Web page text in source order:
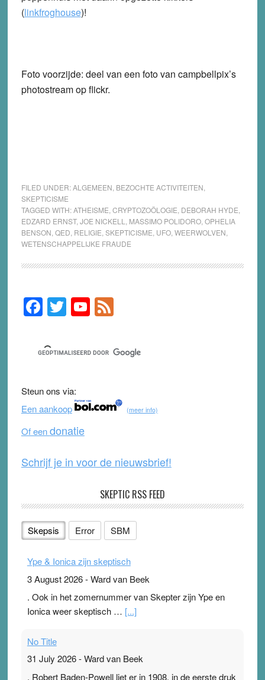
(linkfroghouse)!
Foto voorzijde: deel van een foto van campbellpix’s
photostream op flickr.
FILED UNDER:ALGEMEEN BEZOCHTE ACTIVITEITEN
SKEPTICISME
TAGGED WITH:ATHEISME CRYPTOZOÖLOGIE DEBORAH HYDE
EDZARD ERNST, JOE NICKELL MASSIMO POLIDORO, OPHELIA
BENSON QED RELIGIE SKEPTICISME UFO, WEERWOLVEN
WETENSCHAPPELIJKE FRAUDE
Primary
Sidebar
F
a
c
e
b
o
o
k
T
wi
tt
er
Y
o
u
T
b
e
F
e
d
Steun ons via:
Een aankoop
(meer info)
Of eendonatie
Schrijf je in voor de nieuwsbrief!
SKEPTIC RSS FEED
Skepsis Error SBM
Ype & Ionica zijn skeptisch
3 August 2026-Ward van Beek
. Ook in het zomernummer van Skepter zijn Ype en
Ionica weer skeptisch … [...]
No Title
31 July 2026-Ward van Beek
. Robert Baden-Powell liet er in 1908, in de eerste druk